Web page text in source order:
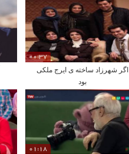
00:37
اگر شهرزاد ساخته ی ایرج ملکی
بود
01:18